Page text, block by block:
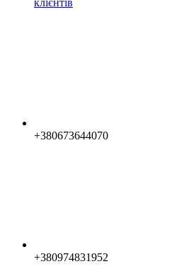
+380673644070
+380974831952